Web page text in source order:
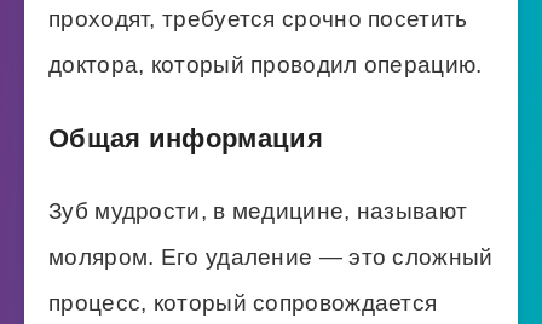
проходят, требуется срочно посетить
доктора, который проводил операцию.
Общая информация
Зуб мудрости, в медицине, называют
моляром. Его удаление — это сложный
процесс, который сопровождается